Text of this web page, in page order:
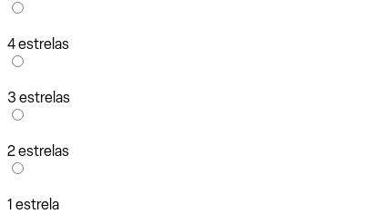
4 estrelas
3 estrelas
2 estrelas
1 estrela